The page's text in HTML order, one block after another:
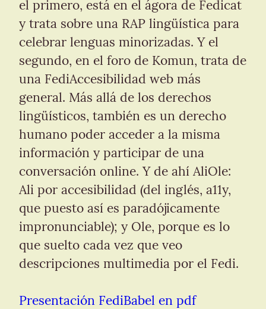
el primero, está en el ágora de Fedicat
y trata sobre una RAP lingüística para
celebrar lenguas minorizadas. Y el
segundo, en el foro de Komun, trata de
una FediAccesibilidad web más
general. Más allá de los derechos
lingüísticos, también es un derecho
humano poder acceder a la misma
información y participar de una
conversación online. Y de ahí AliOle:
Ali por accesibilidad (del inglés, a11y,
que puesto así es paradójicamente
impronunciable); y Ole, porque es lo
que suelto cada vez que veo
descripciones multimedia por el Fedi.
Presentación FediBabel en pdf